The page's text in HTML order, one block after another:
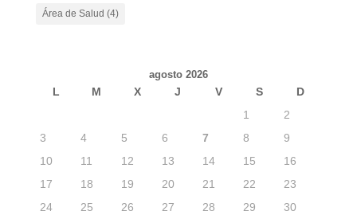
Área de Salud (4)
agosto 2026
L M X J V S
D
1
2
3
4 5 6 7 8
9
10
11 12 13 14 15
16
17
18 19 20 21 22
23
24
25 26 27 28 29
30